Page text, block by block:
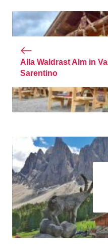
Alla Waldrast Alm in Val
Sarentino